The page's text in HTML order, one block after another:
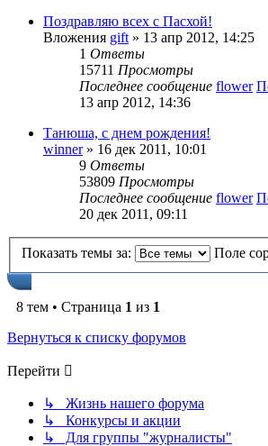
Поздравляю всех с Пасхой!
Вложения gift» 13 апр 2012, 14:25
1 Ответы
15711 Просмотры
Последнее сообщение flower
13 апр 2012, 14:36
Танюша, с днем рождения!
winner» 16 дек 2011, 10:01
9 Ответы
53809 Просмотры
Последнее сообщение flower
20 дек 2011, 09:11
Показать темы за: Поле
8 тем • Страница 1 из 1
Вернуться к списку форумов
Перейти
↳ Жизнь нашего форума
↳ Конкурсы и акции
↳ Для группы "журналисты"